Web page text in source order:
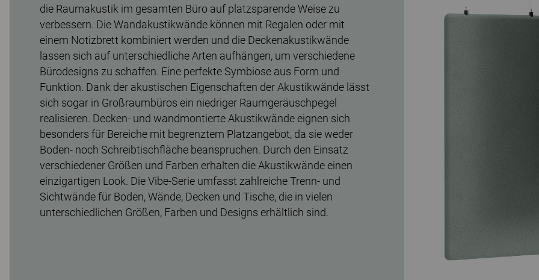
die Raumakustik im gesamten Büro auf platzsparende Weise zu
verbessern. Die Wandakustikwände können mit Regalen oder mit
einem Notizbrett kombiniert werden und die Deckenakustikwände
lassen sich auf unterschiedliche Arten aufhängen, um verschiedene
Bürodesigns zu schaffen. Eine perfekte Symbiose aus Form und
Funktion. Dank der akustischen Eigenschaften der Akustikwände lässt
sich sogar in Großraumbüros ein niedriger Raumgeräuschpegel
realisieren. Decken- und wandmontierte Akustikwände eignen sich
besonders für Bereiche mit begrenztem Platzangebot, da sie weder
Boden- noch Schreibtischfläche beanspruchen. Durch den Einsatz
verschiedener Größen und Farben erhalten die Akustikwände einen
einzigartigen Look. Die Vibe-Serie umfasst zahlreiche Trenn- und
Sichtwände für Boden, Wände, Decken und Tische, die in vielen
unterschiedlichen Größen, Farben und Designs erhältlich sind.